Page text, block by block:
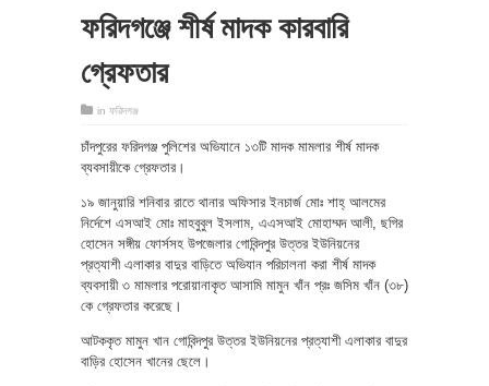
ফরিদগঞ্জে শীর্ষ মাদক কারবারি
গ্রেফতার
in ফরিদগঞ্জ
চাঁদপুরের ফরিদগঞ্জ পুলিশের অভিযানে ১৩টি মাদক মামলার শীর্ষ মাদক
ব্যবসায়ীকে গ্রেফতার।
১৯ জানুয়ারি শনিবার রাতে থানার অফিসার ইনচার্জ মোঃ শাহ্ আলমের
নির্দেশে এসআই মোঃ মাহবুবুল ইসলাম, এএসআই মোহাম্মদ আলী, ছগির
হোসেন সঙ্গীয় ফোর্সসহ উপজেলার গোবিন্দপুর উত্তর ইউনিয়নের
প্রত্যাশী এলাকার বাদুর বাড়িতে অভিযান পরিচালনা করা শীর্ষ মাদক
ব্যবসায়ী ৩ মামলার পরোয়ানাকৃত আসামি মামুন খাঁন প্রঃ জসিম খাঁন (৩৮)
কে গ্রেফতার করেছে।
আটককৃত মামুন খান গোবিন্দপুর উত্তর ইউনিয়নের প্রত্যাশী এলাকার বাদুর
বাড়ির হোসেন খানের ছেলে।